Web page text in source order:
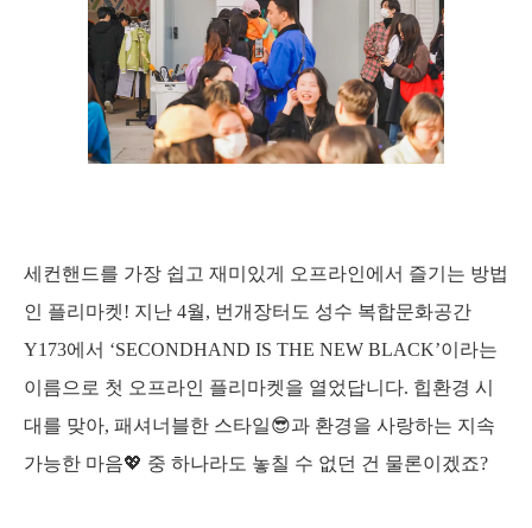
세컨핸드를 가장 쉽고 재미있게 오프라인에서 즐기는 방법
인 플리마켓! 지난 4월, 번개장터도 성수 복합문화공간
Y173에서 ‘SECONDHAND IS THE NEW BLACK’이라는
이름으로 첫 오프라인 플리마켓을 열었답니다. 힙환경 시
대를 맞아, 패셔너블한 스타일😎과 환경을 사랑하는 지속
가능한 마음💖 중 하나라도 놓칠 수 없던 건 물론이겠죠?